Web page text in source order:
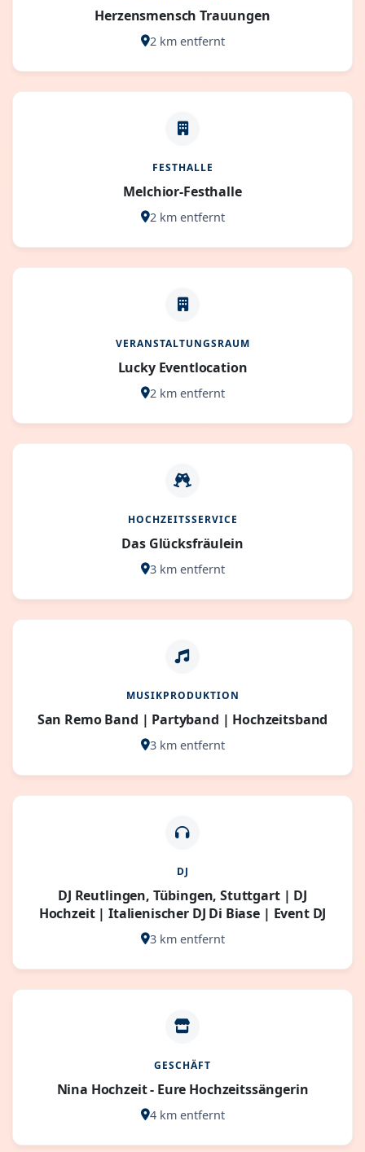
Herzensmensch Trauungen
2 km entfernt
FESTHALLE
Melchior-Festhalle
2 km entfernt
VERANSTALTUNGSRAUM
Lucky Eventlocation
2 km entfernt
HOCHZEITSSERVICE
Das Glücksfräulein
3 km entfernt
MUSIKPRODUKTION
San Remo Band | Partyband | Hochzeitsband
3 km entfernt
DJ
DJ Reutlingen, Tübingen, Stuttgart | DJ
Hochzeit | Italienischer DJ Di Biase | Event DJ
3 km entfernt
GESCHÄFT
Nina Hochzeit - Eure Hochzeitssängerin
4 km entfernt